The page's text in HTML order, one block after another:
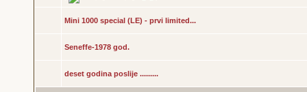
Mini 1000 special (LE) - prvi limited...
Seneffe-1978 god.
deset godina poslije .........